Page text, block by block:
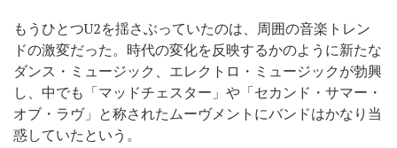
もうひとつU2を揺さぶっていたのは、周囲の音楽トレン
ドの激変だった。時代の変化を反映するかのように新たな
ダンス・ミュージック、エレクトロ・ミュージックが勃興
し、中でも「マッドチェスター」や「セカンド・サマー・
オブ・ラヴ」と称されたムーヴメントにバンドはかなり当
惑していたという。